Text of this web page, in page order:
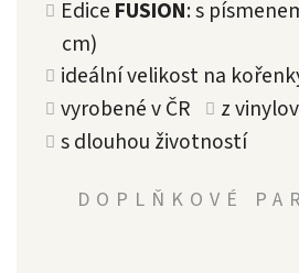
Edice FUSION: s
cm)
ideální velikost na
vyrobené v ČR
z
s dlouhou životností
DOPLŇKOVÉ